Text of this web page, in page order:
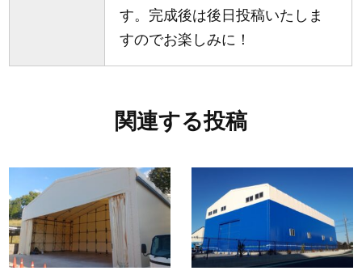
す。完成後は後日投稿いたしま
すのでお楽しみに！
関連する投稿